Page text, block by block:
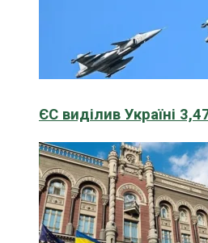
ЄС виділив Україні